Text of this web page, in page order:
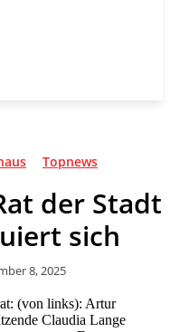
Topnews
der Stadt
sich
8, 2025